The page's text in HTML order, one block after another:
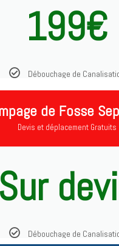
199€
Débouchage de
de Fosse
Devis et déplacement Gratuits
Sur
Débouchage de